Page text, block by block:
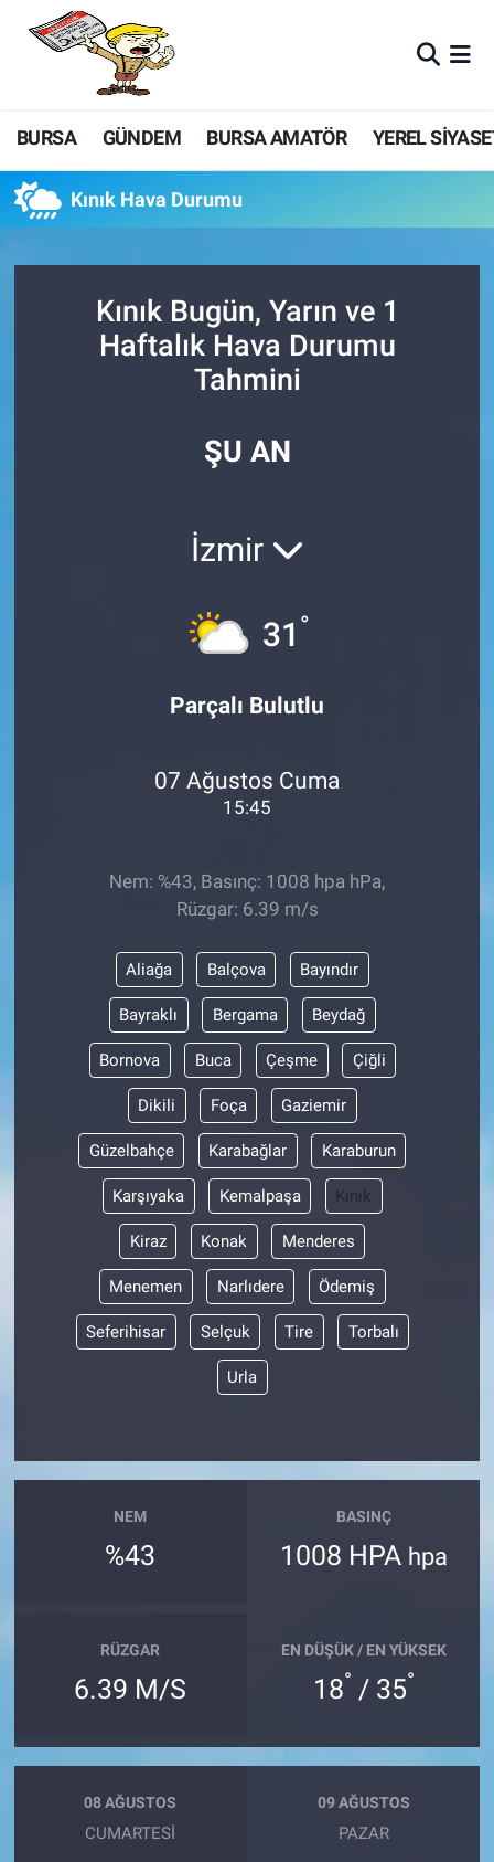
BURSA GÜNDEM BURSA AMATÖR YEREL
Kınık Hava Durumu
Kınık Bugün, Yarın ve 1
Haftalık Hava Durumu
Tahmini
ŞU AN
İzmir
31 °
Parçalı Bulutlu
07 Ağustos Cuma
15:45
Nem: %43, Basınç: 1008 hpa hPa,
Rüzgar: 6.39 m/s
Aliağa Balçova Bayındır
Bayraklı Bergama Beydağ
Bornova Buca Çeşme Çiğli
Dikili Foça Gaziemir
Güzelbahçe Karabağlar Karaburun
Karşıyaka Kemalpaşa Kınık
Kiraz Konak Menderes
Menemen Narlıdere Ödemiş
Seferihisar Selçuk Tire Torbalı
Urla
NEM
%43
BASINÇ
1008 HPA hpa
RÜZGAR
6.39 M/S
EN DÜŞÜK / EN YÜKSEK
18° / 35°
08 AĞUSTOS
CUMARTESI
09 AĞUSTOS
PAZAR